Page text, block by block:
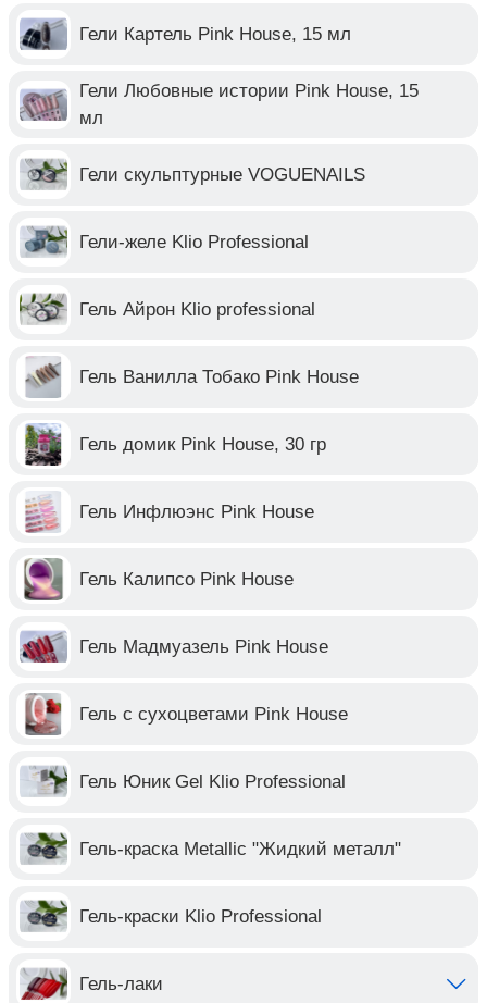
Гели Картель Pink House, 15 мл
Гели Любовные истории Pink House, 15
мл
Гели скульптурные VOGUENAILS
Гели-желе Klio Professional
Гель Айрон Klio professional
Гель Ванилла Тобако Pink House
Гель домик Pink House, 30 гр
Гель Инфлюэнс Pink House
Гель Калипсо Pink House
Гель Мадмуазель Pink House
Гель с сухоцветами Pink House
Гель Юник Gel Klio Professional
Гель-краска Metallic "Жидкий металл"
Гель-краски Klio Professional
Гель-лаки